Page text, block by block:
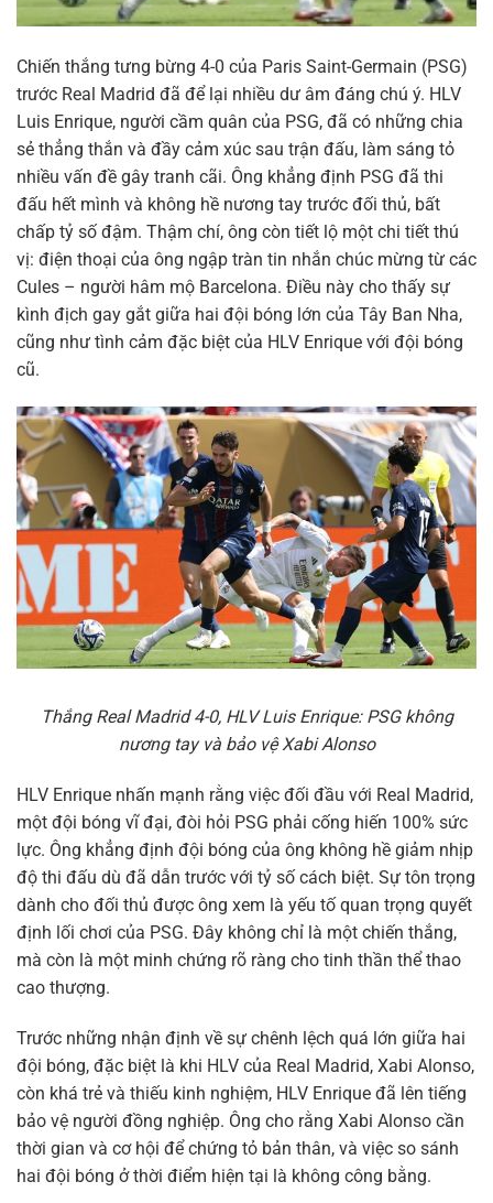
Chiến thắng tưng bừng 4-0 của Paris Saint-Germain (PSG)
trước Real Madrid đã để lại nhiều dư âm đáng chú ý. HLV
Luis Enrique, người cầm quân của PSG, đã có những chia
sẻ thẳng thắn và đầy cảm xúc sau trận đấu, làm sáng tỏ
nhiều vấn đề gây tranh cãi. Ông khẳng định PSG đã thi
đấu hết mình và không hề nương tay trước đối thủ, bất
chấp tỷ số đậm. Thậm chí, ông còn tiết lộ một chi tiết thú
vị: điện thoại của ông ngập tràn tin nhắn chúc mừng từ các
Cules – người hâm mộ Barcelona. Điều này cho thấy sự
kình địch gay gắt giữa hai đội bóng lớn của Tây Ban Nha,
cũng như tình cảm đặc biệt của HLV Enrique với đội bóng
cũ.
Thắng Real Madrid 4-0, HLV Luis Enrique: PSG không
nương tay và bảo vệ Xabi Alonso
HLV Enrique nhấn mạnh rằng việc đối đầu với Real Madrid,
một đội bóng vĩ đại, đòi hỏi PSG phải cống hiến 100% sức
lực. Ông khẳng định đội bóng của ông không hề giảm nhịp
độ thi đấu dù đã dẫn trước với tỷ số cách biệt. Sự tôn trọng
dành cho đối thủ được ông xem là yếu tố quan trọng quyết
định lối chơi của PSG. Đây không chỉ là một chiến thắng,
mà còn là một minh chứng rõ ràng cho tinh thần thể thao
cao thượng.
Trước những nhận định về sự chênh lệch quá lớn giữa hai
đội bóng, đặc biệt là khi HLV của Real Madrid, Xabi Alonso,
còn khá trẻ và thiếu kinh nghiệm, HLV Enrique đã lên tiếng
bảo vệ người đồng nghiệp. Ông cho rằng Xabi Alonso cần
thời gian và cơ hội để chứng tỏ bản thân, và việc so sánh
hai đội bóng ở thời điểm hiện tại là không công bằng.